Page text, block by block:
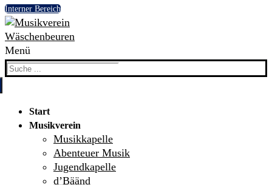
Interner Bereich
Menü
Search
Start
Musikverein
Musikkapelle
Abenteuer Musik
Jugendkapelle
d’Bäänd